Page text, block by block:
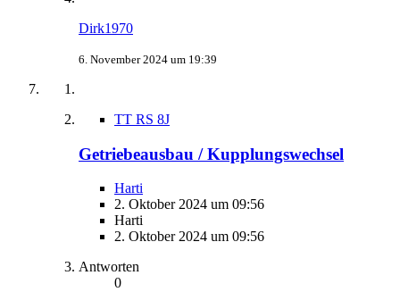
Dirk1970
6. November 2024 um 19:39
TT RS 8J
Getriebeausbau / Kupplungswechsel
Harti
2. Oktober 2024 um 09:56
Harti
2. Oktober 2024 um 09:56
Antworten
0